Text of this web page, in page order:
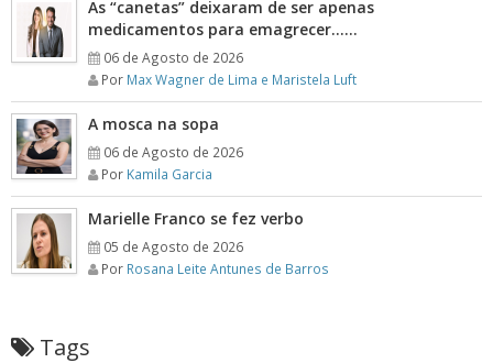
As “canetas” deixaram de ser apenas
medicamentos para emagrecer……
06 de Agosto de 2026
Por Max Wagner de Lima e Maristela Luft
A mosca na sopa
06 de Agosto de 2026
Por Kamila Garcia
Marielle Franco se fez verbo
05 de Agosto de 2026
Por Rosana Leite Antunes de Barros
Tags